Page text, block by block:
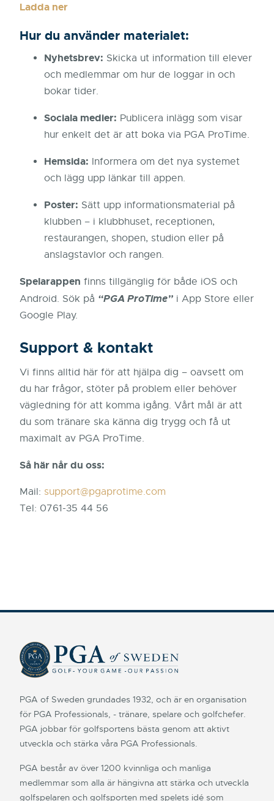
Ladda ner
Hur du använder materialet:
Nyhetsbrev: Skicka ut information till elever
och medlemmar om hur de loggar in och
bokar tider.
Sociala medier: Publicera inlägg som visar
hur enkelt det är att boka via PGA ProTime.
Hemsida: Informera om det nya systemet
och lägg upp länkar till appen.
Poster: Sätt upp informationsmaterial på
klubben – i klubbhuset, receptionen,
restaurangen, shopen, studion eller på
anslagstavlor och rangen.
Spelarappen finns tillgänglig för både iOS och
Android. Sök på “PGA ProTime” i App Store eller
Google Play.
Support & kontakt
Vi finns alltid här för att hjälpa dig – oavsett om
du har frågor, stöter på problem eller behöver
vägledning för att komma igång. Vårt mål är att
du som tränare ska känna dig trygg och få ut
maximalt av PGA ProTime.
Så här når du oss:
Mail: support@pgaprotime.com
Tel: 0761-35 44 56
PGA of Sweden grundades 1932, och är en organisation
för PGA Professionals, - tränare, spelare och golfchefer.
PGA jobbar för golfsportens bästa genom att aktivt
utveckla och stärka våra PGA Professionals.
PGA består av över 1200 kvinnliga och manliga
medlemmar som alla är hängivna att stärka och utveckla
golfspelaren och golfsporten med spelets idé som